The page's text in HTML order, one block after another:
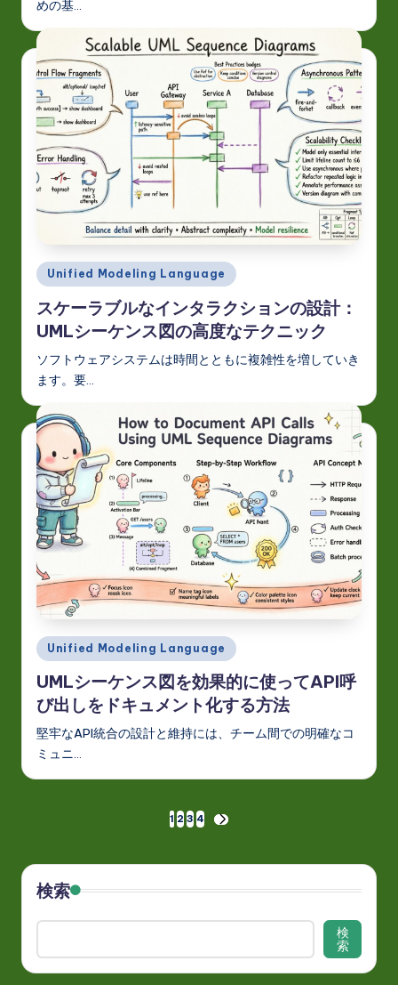
めの基…
Posted
in
Unified Modeling Language
スケーラブルなインタラクションの設計：
UMLシーケンス図の高度なテクニック
ソフトウェアシステムは時間とともに複雑性を増していき
ます。要…
Posted
in
Unified Modeling Language
UMLシーケンス図を効果的に使ってAPI呼
び出しをドキュメント化する方法
堅牢なAPI統合の設計と維持には、チーム間での明確なコ
ミュニ…
稿
の
ペ
ー
1 2 3 4
NEXT
検索
検
索